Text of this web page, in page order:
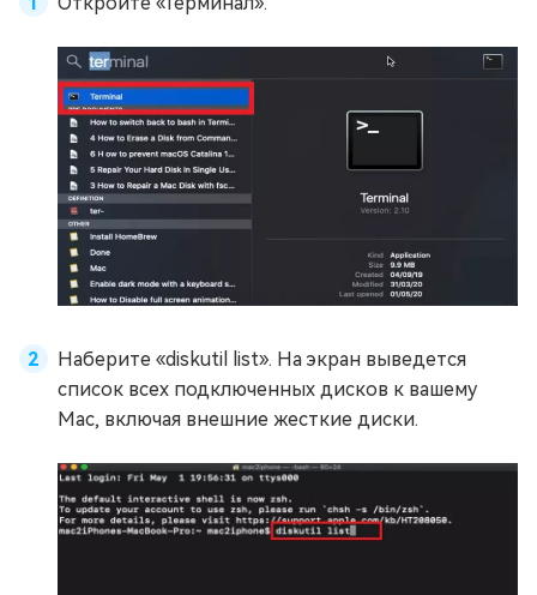
Наберите «diskutil list». На экран выведется
список всех подключенных дисков к вашему
Mac, включая внешние жесткие диски.